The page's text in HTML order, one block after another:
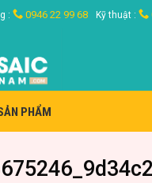
: 0946 22 99 68 Kỹ thuật :
PHẨM